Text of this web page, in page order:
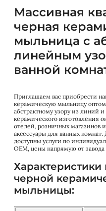
Массивная
черная
мыльница с
линейным
ванной
Приглашаем вас приобрести
керамическую мыльницу
абстрактному узору из линий и
керамического изготовления
отелей, розничных магазинов
аксессуары для ванных
доступны услуги по
OEM, цены напрямую от
Характеристики
черной
мыльницы: